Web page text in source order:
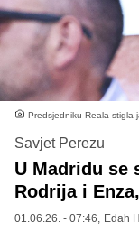
Predsjedniku Reala stigla
Savjet Perezu
U Madridu se
Rodrija i
01.06.26. - 07:46, Edah